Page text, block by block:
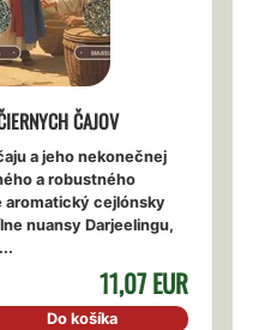
ČAJOV
a jeho nekonečnej
a robustného
aromatický cejlónsky
nuansy Darjeelingu,
11,07 EUR
Do košíka